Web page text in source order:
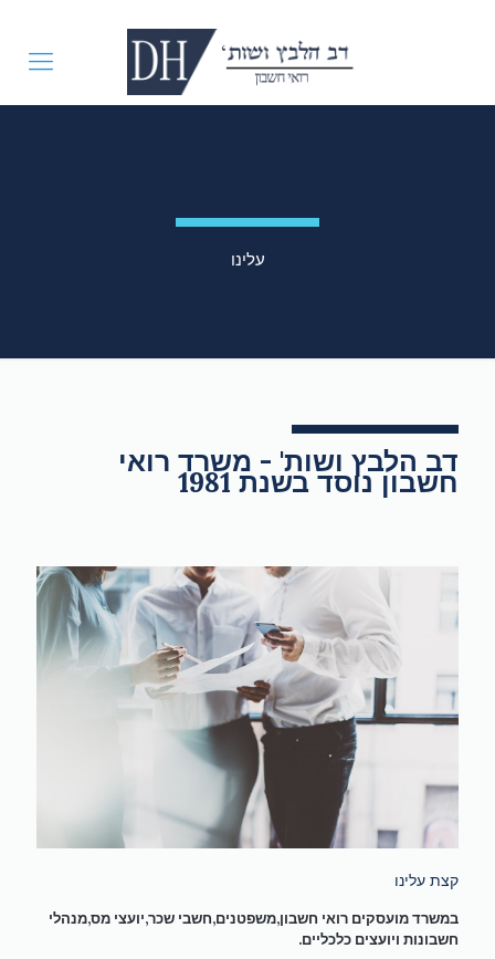
עלינו
דב הלבץ ושות' - משרד רואי
חשבון נוסד בשנת 1981
קצת עלינו
במשרד מועסקים רואי חשבון,משפטנים,חשבי שכר,יועצי מס,מנהלי
חשבונות ויועצים כלכליים.